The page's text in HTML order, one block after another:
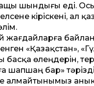
шындығы еді.
кіріскені, ал
жағдайларға
«Қазақ­стан»,
басқа өлеңдерін,
шапшаң бар»
алмайтынымыз